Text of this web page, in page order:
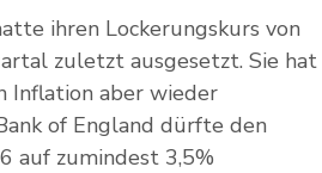
ihren Lockerungskurs von
zuletzt ausgesetzt. Sie hat
Inflation aber wieder
of England dürfte den
auf zumindest 3,5%